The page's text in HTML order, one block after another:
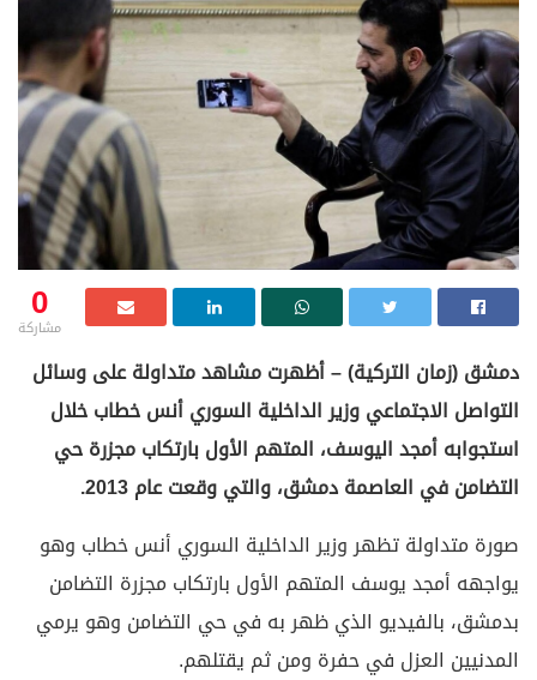
0
مشاركة
دمشق (زمان التركية) – أظهرت مشاهد متداولة على وسائل
التواصل الاجتماعي وزير الداخلية السوري أنس خطاب خلال
استجوابه أمجد اليوسف، المتهم الأول بارتكاب مجزرة حي
التضامن في العاصمة دمشق، والتي وقعت عام 2013.
صورة متداولة تظهر وزير الداخلية السوري أنس خطاب وهو
يواجهه أمجد يوسف المتهم الأول بارتكاب مجزرة التضامن
بدمشق، بالفيديو الذي ظهر به في حي التضامن وهو يرمي
المدنيين العزل في حفرة ومن ثم يقتلهم.